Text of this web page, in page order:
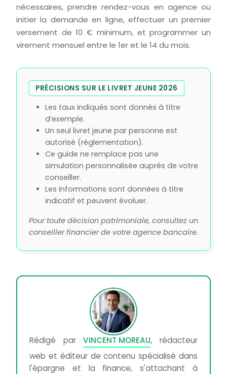
nécessaires, prendre rendez-vous en agence ou
initier la demande en ligne, effectuer un premier
versement de 10 € minimum, et programmer un
virement mensuel entre le 1er et le 14 du mois.
PRÉCISIONS SUR LE LIVRET JEUNE 2026
Les taux indiqués sont donnés à titre
d’exemple.
Un seul livret jeune par personne est
autorisé (réglementation).
Ce guide ne remplace pas une
simulation personnalisée auprès de votre
conseiller.
Les informations sont données à titre
indicatif et peuvent évoluer.
Pour toute décision patrimoniale, consultez un
conseiller financier de votre agence bancaire.
Rédigé parVINCENT MOREAU, rédacteur
web et éditeur de contenu spécialisé dans
l'épargne et la finance, s'attachant à